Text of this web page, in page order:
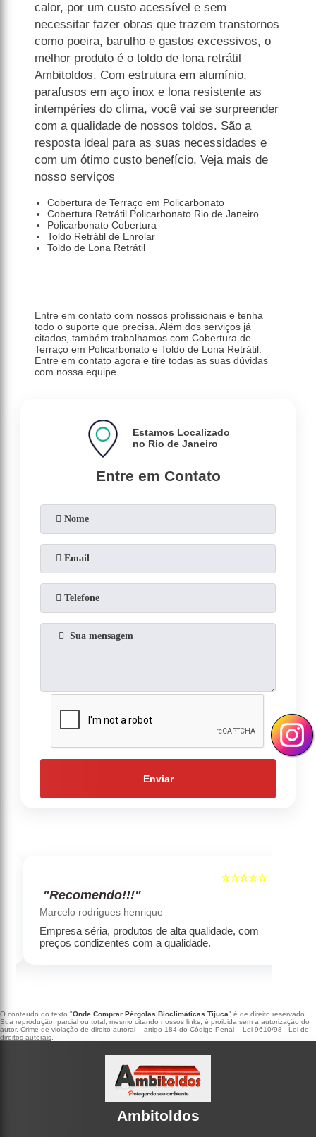
calor, por um custo acessível e sem
necessitar fazer obras que trazem transtornos
como poeira, barulho e gastos excessivos, o
melhor produto é o toldo de lona retrátil
Ambitoldos. Com estrutura em alumínio,
parafusos em aço inox e lona resistente as
intempéries do clima, você vai se surpreender
com a qualidade de nossos toldos. São a
resposta ideal para as suas necessidades e
com um ótimo custo benefício. Veja mais de
nosso serviços
Cobertura de Terraço em Policarbonato
Cobertura Retrátil Policarbonato Rio de Janeiro
Policarbonato Cobertura
Toldo Retrátil de Enrolar
Toldo de Lona Retrátil
Entre em contato com nossos profissionais e tenha
todo o suporte que precisa. Além dos serviços já
citados, também trabalhamos com Cobertura de
Terraço em Policarbonato e Toldo de Lona Retrátil.
Entre em contato agora e tire todas as suas dúvidas
com nossa equipe.
Entre em Contato
Estamos Localizado
no Rio de Janeiro
Enviar
5
☆☆☆☆☆
"Recomendo!!!"
Marcelo rodrigues henrique
Empresa séria, produtos de alta qualidade, com
preços condizentes com a qualidade.
O conteúdo do texto "Onde Comprar Pérgolas Bioclimáticas Tijuca" é de direito reservado.
Sua reprodução, parcial ou total, mesmo citando nossos links, é proibida sem a autorização do
autor. Crime de violação de direito autoral – artigo 184 do Código Penal – Lei 9610/98 - Lei de
direitos autorais
Ambitoldos